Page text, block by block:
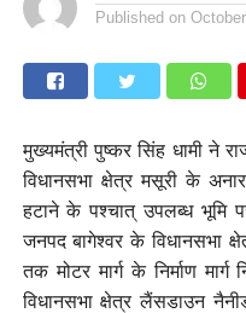
Published on
मुख्यमंत्री पुष्कर सिंह धामी ने
विधानसभा क्षेत्र मसूरी के
हटाने के पश्चात् उपलब्ध भूमि पर
जनपद बागेश्वर के विधानसभा
तक मोटर मार्ग के निर्माण
विधानसभा क्षेत्र लैंसडाउन